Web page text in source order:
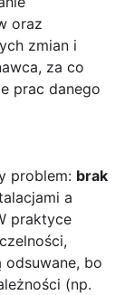
oraz
zmian i
za co
prac danego
problem: brak
a
praktyce
bo
(np.